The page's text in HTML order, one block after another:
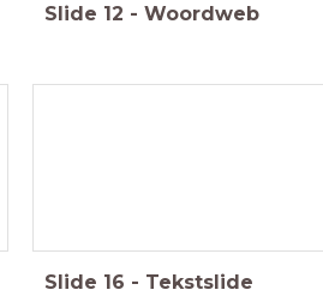
Slide 12 - Woordweb
Slide 16 - Tekstslide